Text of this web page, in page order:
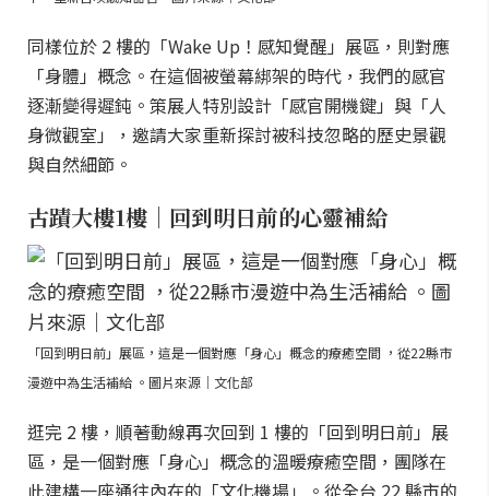
同樣位於 2 樓的「Wake Up！感知覺醒」展區，則對應
「身體」概念。在這個被螢幕綁架的時代，我們的感官
逐漸變得遲鈍。策展人特別設計「感官開機鍵」與「人
身微觀室」，邀請大家重新探討被科技忽略的歷史景觀
與自然細節。
古蹟大樓1樓｜回到明日前的心靈補給
「回到明日前」展區，這是一個對應「身心」概念的療癒空間 ，從22縣市
漫遊中為生活補給 。圖片來源｜文化部
逛完 2 樓，順著動線再次回到 1 樓的「回到明日前」展
區，是一個對應「身心」概念的溫暖療癒空間，團隊在
此建構一座通往內在的「文化機場」。從全台 22 縣市的